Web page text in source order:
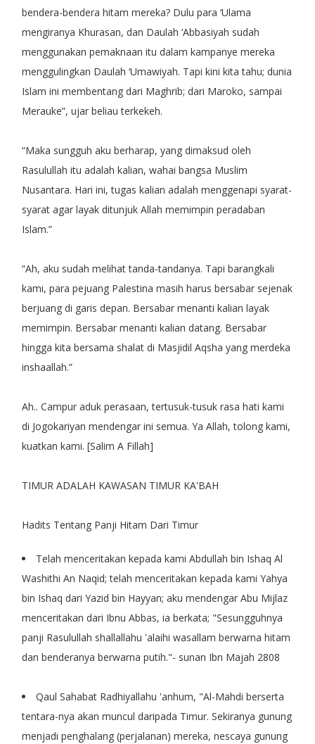
bendera-bendera hitam mereka? Dulu para ‘Ulama
mengiranya Khurasan, dan Daulah ‘Abbasiyah sudah
menggunakan pemaknaan itu dalam kampanye mereka
menggulingkan Daulah ‘Umawiyah. Tapi kini kita tahu; dunia
Islam ini membentang dari Maghrib; dari Maroko, sampai
Merauke”, ujar beliau terkekeh.
“Maka sungguh aku berharap, yang dimaksud oleh
Rasulullah itu adalah kalian, wahai bangsa Muslim
Nusantara. Hari ini, tugas kalian adalah menggenapi syarat-
syarat agar layak ditunjuk Allah memimpin peradaban
Islam.”
“Ah, aku sudah melihat tanda-tandanya. Tapi barangkali
kami, para pejuang Palestina masih harus bersabar sejenak
berjuang di garis depan. Bersabar menanti kalian layak
memimpin. Bersabar menanti kalian datang. Bersabar
hingga kita bersama shalat di Masjidil Aqsha yang merdeka
inshaallah.”
Ah.. Campur aduk perasaan, tertusuk-tusuk rasa hati kami
di Jogokariyan mendengar ini semua. Ya Allah, tolong kami,
kuatkan kami. [Salim A Fillah]
TIMUR ADALAH KAWASAN TIMUR KA'BAH
Hadits Tentang Panji Hitam Dari Timur
Telah menceritakan kepada kami Abdullah bin Ishaq Al
Washithi An Naqid; telah menceritakan kepada kami Yahya
bin Ishaq dari Yazid bin Hayyan; aku mendengar Abu Mijlaz
menceritakan dari Ibnu Abbas, ia berkata; "Sesungguhnya
panji Rasulullah shallallahu 'alaihi wasallam berwarna hitam
dan benderanya berwarna putih."- sunan Ibn Majah 2808
Qaul Sahabat Radhiyallahu 'anhum, "Al-Mahdi berserta
tentara-nya akan muncul daripada Timur. Sekiranya gunung
menjadi penghalang (perjalanan) mereka, nescaya gunung